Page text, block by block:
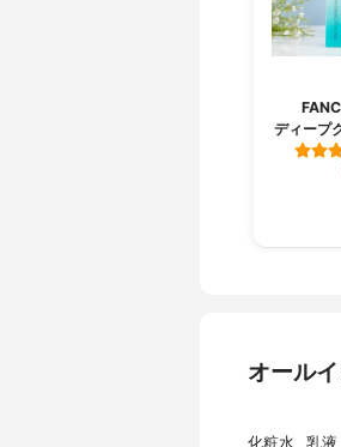
ディープ
オール
化粧水 乳液